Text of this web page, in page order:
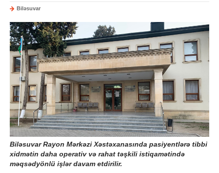
Biləsuvar
Biləsuvar Rayon Mərkəzi Xəstəxanasında pasiyentlərə tibbi
xidmətin daha operativ və rahat təşkili istiqamətində
məqsədyönlü işlər davam etdirilir.